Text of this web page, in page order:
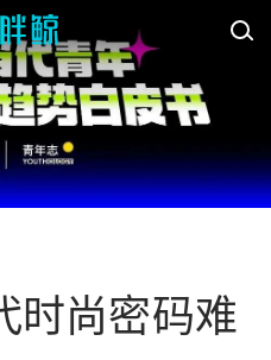
时尚密码难